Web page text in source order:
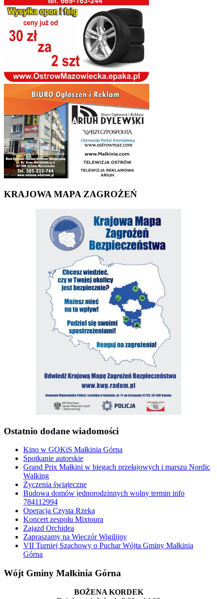
KRAJOWA MAPA ZAGROŻEŃ
Ostatnio dodane wiadomości
Kino w GOKiS Małkinia Górna
Spotkanie autorskie
Grand Prix Małkini w biegach przełajowych i marszu Nordic
Walking
Życzenia świąteczne
Budowa domów jednorodzinnych wolny termin info
784112994
Operacja Czysta Rzeka
Koncert zespołu Mixtoura
Zajazd Orchidea
Zapraszamy na Wieczór Wigilijny
VII Turniej Szachowy o Puchar Wójta Gminy Małkinia
Górna
Wójt Gminy Małkinia Górna
BOŻENA KORDEK